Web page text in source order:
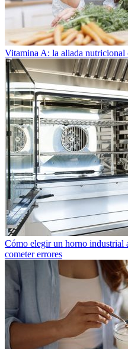
Vitamina A: la aliada nutricional
Cómo elegir un horno industrial
cometer errores